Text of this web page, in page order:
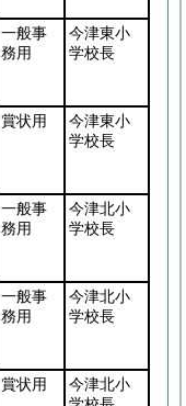
一般事
務用
今津東小
学校長
賞状用
今津東小
学校長
一般事
務用
今津北小
学校長
一般事
務用
今津北小
学校長
賞状用
今津北小